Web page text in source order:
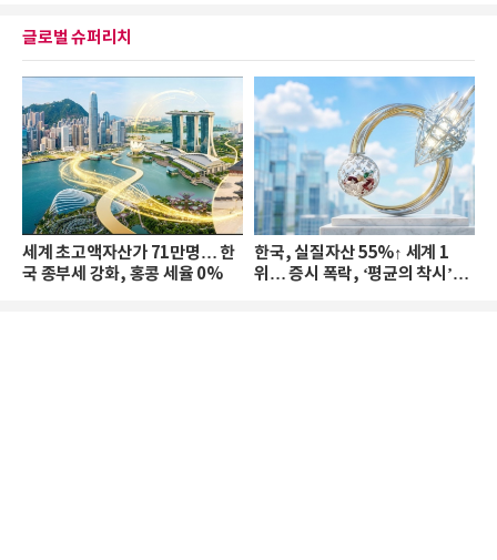
글로벌 슈퍼리치
세계 초고액자산가 71만명… 한
국 종부세 강화, 홍콩 세율 0%
한국, 실질자산 55%↑ 세계 1
위… 증시 폭락, ‘평균의 착시’와